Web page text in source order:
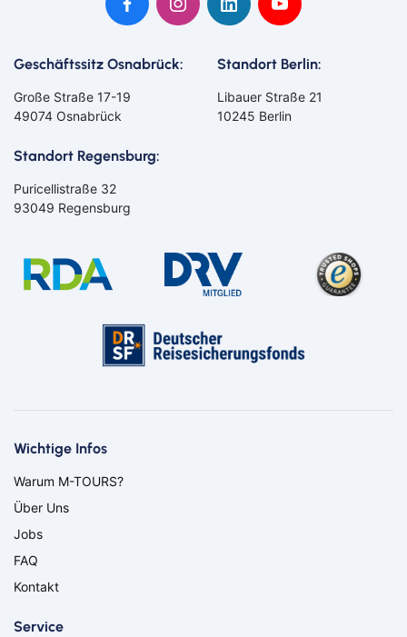
Geschäftssitz Osnabrück:
Große Straße 17-19
49074 Osnabrück
Standort Berlin:
Libauer Straße 21
10245 Berlin
Standort Regensburg:
Puricellistraße 32
93049 Regensburg
Wichtige Infos
Warum M-TOURS?
Über Uns
Jobs
FAQ
Kontakt
Service